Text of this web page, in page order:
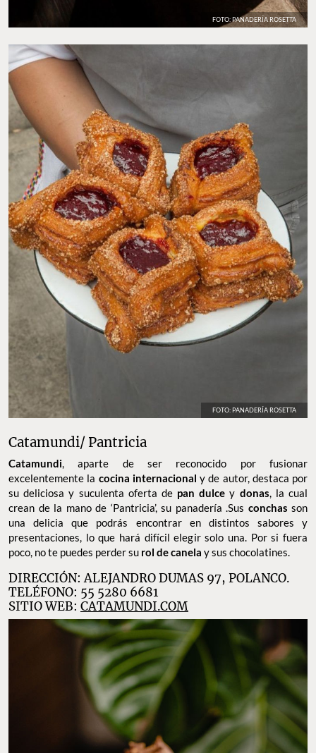
FOTO: PANADERÍA ROSETTA
FOTO: PANADERÍA ROSETTA
Catamundi/ Pantricia
Catamundi, aparte de ser reconocido por fusionar
excelentemente la cocina internacional y de autor, destaca por
su deliciosa y suculenta oferta de pan dulcey donas, la cual
crean de la mano de ‘Pantricia’, su panadería .Sus conchas son
una delicia que podrás encontrar en distintos sabores y
presentaciones, lo que hará difícil elegir solo una. Por si fuera
poco, no te puedes perder su rol de canela y sus chocolatines.
DIRECCIÓN: ALEJANDRO DUMAS 97, POLANCO.
TELÉFONO: 55 5280 6681
SITIO WEB: CATAMUNDI.COM